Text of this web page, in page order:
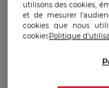
l’ensemble de
de la notion
Coulomb (1)
utilisons des cookies,
et de mesurer
cookies que nous
cookiesPolitique